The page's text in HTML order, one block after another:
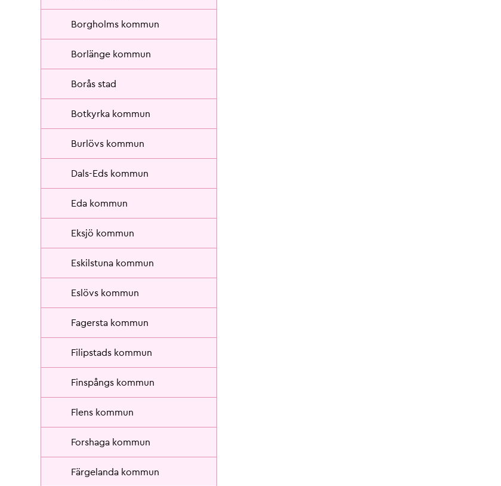
Borgholms kommun
Borlänge kommun
Borås stad
Botkyrka kommun
Burlövs kommun
Dals-Eds kommun
Eda kommun
Eksjö kommun
Eskilstuna kommun
Eslövs kommun
Fagersta kommun
Filipstads kommun
Finspångs kommun
Flens kommun
Forshaga kommun
Färgelanda kommun